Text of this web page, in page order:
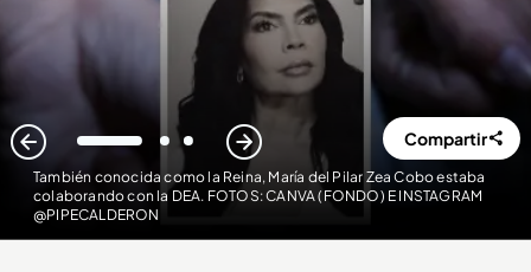
También conocida como la Reina, María del Pilar Zea Cobo estaba
colaborando con la DEA. FOTOS: CANVA (FONDO) E INSTAGRAM
@PIPECALDERON
1 2 3 Compartir